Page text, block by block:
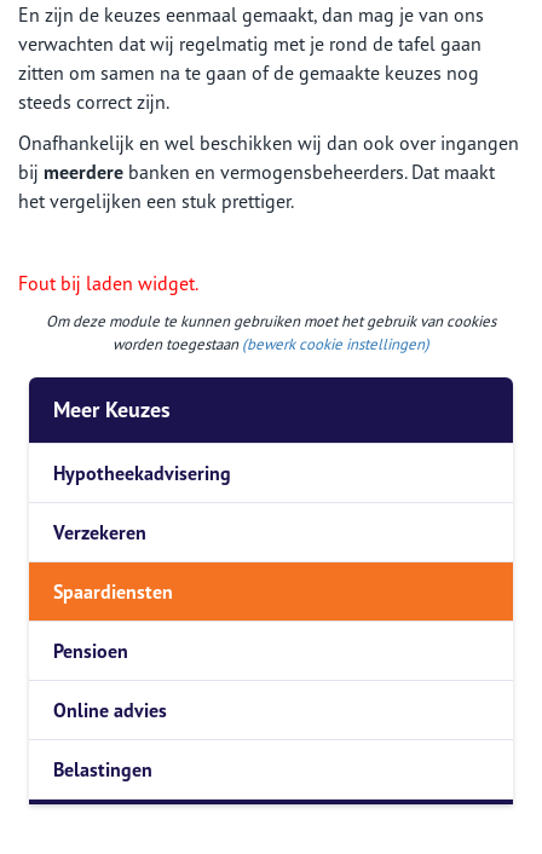
En zijn de keuzes eenmaal gemaakt, dan mag je van ons
verwachten dat wij regelmatig met je rond de tafel gaan
zitten om samen na te gaan of de gemaakte keuzes nog
steeds correct zijn.
Onafhankelijk en wel beschikken wij dan ook over ingangen
bij meerdere banken en vermogensbeheerders. Dat maakt
het vergelijken een stuk prettiger.
Fout bij laden widget.
Om deze module te kunnen gebruiken moet het gebruik van cookies
worden toegestaan(bewerk cookie instellingen)
Meer Keuzes
Hypotheekadvisering
Verzekeren
Spaardiensten
Pensioen
Online advies
Belastingen